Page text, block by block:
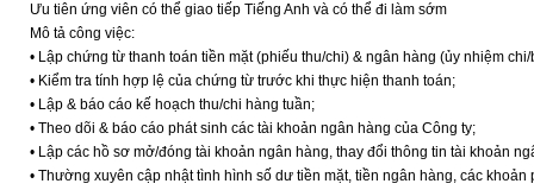
Ưu tiên ứng viên có thể giao tiếp Tiếng Anh và có thể đi làm sớm
Mô tả công việc:
• Lập chứng từ thanh toán tiền mặt (phiếu thu/chi) & ngân hàng (ủy nhiệm
• Kiểm tra tính hợp lệ của chứng từ trước khi thực hiện thanh toán;
• Lập & báo cáo kế hoạch thu/chi hàng tuần;
• Theo dõi & báo cáo phát sinh các tài khoản ngân hàng của Công ty;
• Lập các hồ sơ mở/đóng tài khoản ngân hàng, thay đổi thông tin tài khoản
• Thường xuyên cập nhật tình hình số dư tiền mặt, tiền ngân hàng, các khoản